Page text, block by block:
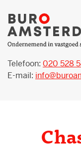
Telefoon: 020 528
E-mail: